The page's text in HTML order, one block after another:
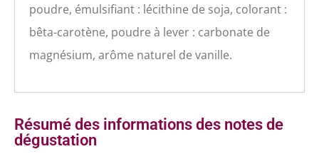
poudre, émulsifiant : lécithine de soja, colorant :
bêta-carotène, poudre à lever : carbonate de
magnésium, arôme naturel de vanille.
Résumé des informations des notes de
dégustation